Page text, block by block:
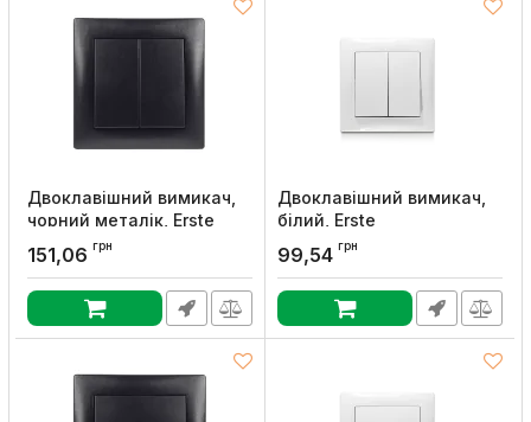
Двоклавішний вимикач,
чорний металік, Erste
Артикул: 9202-02,B
151,06 грн
Двоклавішний вимикач,
білий, Erste
Артикул: 9202-02,W
99,54 грн